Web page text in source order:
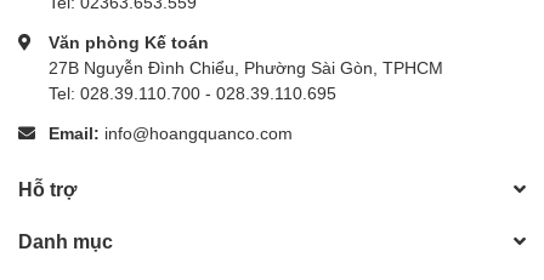
Văn phòng Kế toán
27B Nguyễn Đình Chiểu, Phường Sài Gòn, TPHCM
Tel: 028.39.110.700 - 028.39.110.695
Email: info@hoangquanco.com
Hỗ trợ
Danh mục